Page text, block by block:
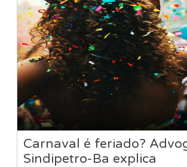
Carnaval é feriado?
Sindipetro-Ba explica